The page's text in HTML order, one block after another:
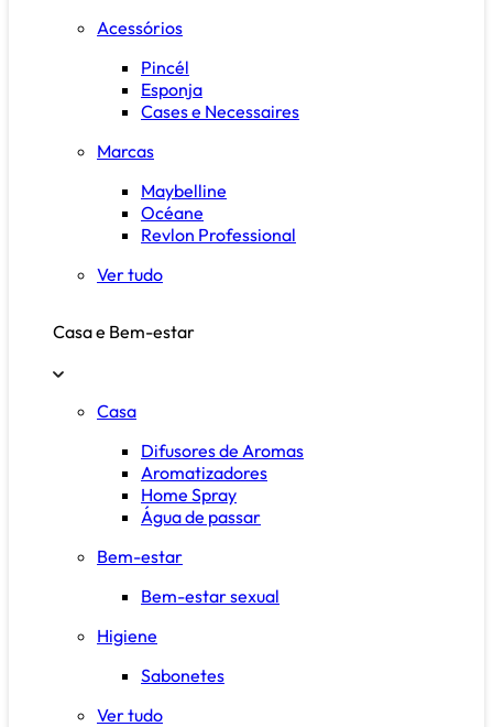
Acessórios
Pincél
Esponja
Cases e Necessaires
Marcas
Maybelline
Océane
Revlon Professional
Ver tudo
Casa e Bem-estar
Casa
Difusores de Aromas
Aromatizadores
Home Spray
Água de passar
Bem-estar
Bem-estar sexual
Higiene
Sabonetes
Ver tudo